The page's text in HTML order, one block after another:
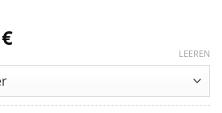
€Preisspanne:
bis
9,90 €
LEEREN